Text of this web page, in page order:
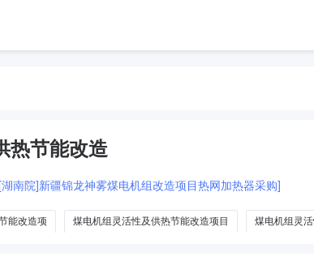
热节能改造
南院]新疆锦龙神雾煤电机组改造项目热网加热器采购]
能改造项 煤电机组灵活性及供热节能改造项目 煤电机组灵